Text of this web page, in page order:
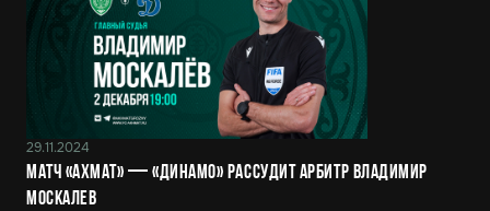
29.11.2024
Матч «Ахмат» — «Динамо» рассудит арбитр Владимир
Москалев